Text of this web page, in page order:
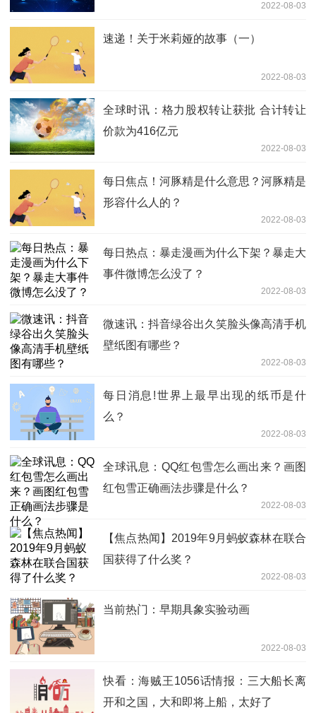
2022-08-03
速递！关于米莉娅的故事（一）
2022-08-03
全球时讯：格力股权转让获批 合计转让
价款为416亿元
2022-08-03
每日焦点！河豚精是什么意思？河豚精是
形容什么人的？
2022-08-03
每日热点：暴走漫画为什么下架？暴走大
事件微博怎么没了？
2022-08-03
微速讯：抖音绿谷出久笑脸头像高清手机
壁纸图有哪些？
2022-08-03
每日消息!世界上最早出现的纸币是什
么？
2022-08-03
全球讯息：QQ红包雪怎么画出来？画图
红包雪正确画法步骤是什么？
2022-08-03
【焦点热闻】2019年9月蚂蚁森林在联合
国获得了什么奖？
2022-08-03
当前热门：早期具象实验动画
2022-08-03
快看：海贼王1056话情报：三大船长离
开和之国，大和即将上船，太好了